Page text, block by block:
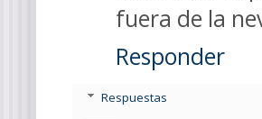
fuera de la
Responder
Respuestas